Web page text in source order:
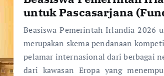
untuk Pascasarjana
Beasiswa Pemerintah Irlandia 2026
merupakan skema pendanaan
pelamar internasional dari berbagai
dari kawasan Eropa yang